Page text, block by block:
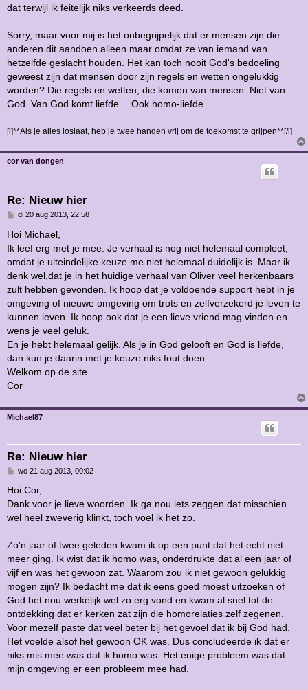
dat terwijl ik feitelijk niks verkeerds deed.
Sorry, maar voor mij is het onbegrijpelijk dat er mensen zijn die
anderen dit aandoen alleen maar omdat ze van iemand van
hetzelfde geslacht houden. Het kan toch nooit God's bedoeling
geweest zijn dat mensen door zijn regels en wetten ongelukkig
worden? Die regels en wetten, die komen van mensen. Niet van
God. Van God komt liefde… Ook homo-liefde.
[i]**Als je alles loslaat, heb je twee handen vrij om de toekomst te grijpen**[/i]
cor van dongen
Re: Nieuw hier
B
r
i
t
di 20 aug 2013, 22:58
Hoi Michael,
Ik leef erg met je mee. Je verhaal is nog niet helemaal compleet,
omdat je uiteindelijke keuze me niet helemaal duidelijk is. Maar ik
denk wel,dat je in het huidige verhaal van Oliver veel herkenbaars
zult hebben gevonden. Ik hoop dat je voldoende support hebt in je
omgeving of nieuwe omgeving om trots en zelfverzekerd je leven te
kunnen leven. Ik hoop ook dat je een lieve vriend mag vinden en
wens je veel geluk.
En je hebt helemaal gelijk. Als je in God gelooft en God is liefde,
dan kun je daarin met je keuze niks fout doen.
Welkom op de site
Cor
Michael87
Re: Nieuw hier
B
r
c
h
t
wo 21 aug 2013, 00:02
Hoi Cor,
Dank voor je lieve woorden. Ik ga nou iets zeggen dat misschien
wel heel zweverig klinkt, toch voel ik het zo.
Zo'n jaar of twee geleden kwam ik op een punt dat het echt niet
meer ging. Ik wist dat ik homo was, onderdrukte dat al een jaar of
vijf en was het gewoon zat. Waarom zou ik niet gewoon gelukkig
mogen zijn? Ik bedacht me dat ik eens goed moest uitzoeken of
God het nou werkelijk wel zo erg vond en kwam al snel tot de
ontdekking dat er kerken zat zijn die homorelaties zelf zegenen.
Voor mezelf paste dat veel beter bij het gevoel dat ik bij God had.
Het voelde alsof het gewoon OK was. Dus concludeerde ik dat er
niks mis mee was dat ik homo was. Het enige probleem was dat
mijn omgeving er een probleem mee had.